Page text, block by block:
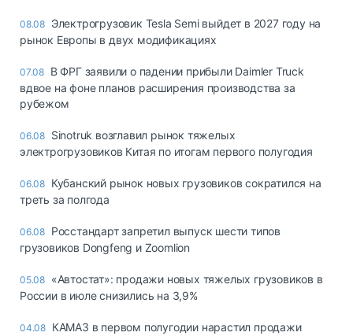
08.08 Электрогрузовик Tesla Semi выйдет в 2027 году на
рынок Европы в двух модификациях
07.08 В ФРГ заявили о падении прибыли Daimler Truck
вдвое на фоне планов расширения производства за
рубежом
06.08 Sinotruk возглавил рынок тяжелых
электрогрузовиков Китая по итогам первого полугодия
06.08 Кубанский рынок новых грузовиков сократился на
треть за полгода
06.08 Росстандарт запретил выпуск шести типов
грузовиков Dongfeng и Zoomlion
05.08 «Автостат»: продажи новых тяжелых грузовиков в
России в июле снизились на 3,9%
04.08 КАМАЗ в первом полугодии нарастил продажи